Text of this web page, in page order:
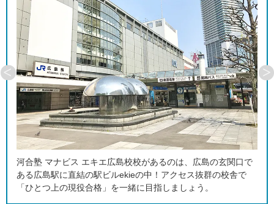
河合塾 マナビス エキエ広島校には100席を超えるブース席が
あります。仕切りで区切られた席で自分に合ったペースで学習
をすすめられます。